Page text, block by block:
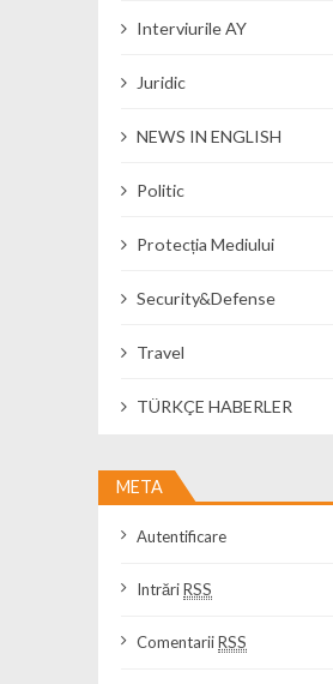
Interviurile AY
Juridic
NEWS IN ENGLISH
Politic
Protecția Mediului
Security&Defense
Travel
TÜRKÇE HABERLER
META
Autentificare
IntrăriRSS
ComentariiRSS